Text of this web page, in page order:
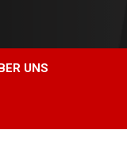
UNS